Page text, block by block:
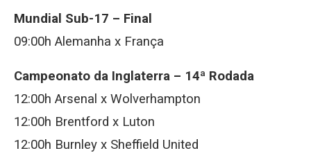
Mundial Sub-17 – Final
09:00h Alemanha x França
Campeonato da Inglaterra – 14ª Rodada
12:00h Arsenal x Wolverhampton
12:00h Brentford x Luton
12:00h Burnley x Sheffield United